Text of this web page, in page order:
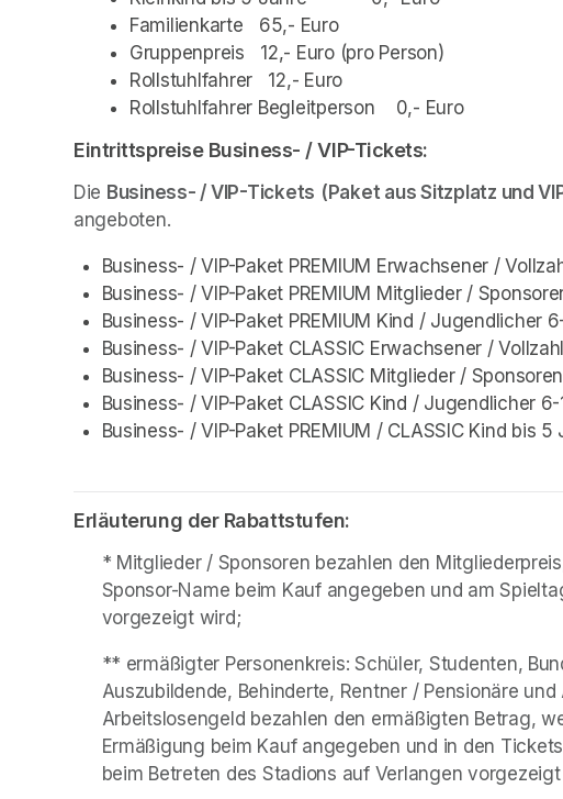
Familienkarte   65,- Euro
Gruppenpreis   12,- Euro (pro Person)
Rollstuhlfahrer   12,- Euro
Rollstuhlfahrer Begleitperson    0,- Euro
Eintrittspreise Business- / VIP-Tickets:
Die Business- / VIP-Tickets (Paket aus Sitzplatz und
angeboten.
Business- / VIP-Paket PREMIUM Erwachsener /
Business- / VIP-Paket PREMIUM Mitglieder /
Business- / VIP-Paket PREMIUM Kind / Jugendlicher
Business- / VIP-Paket CLASSIC Erwachsener /
Business- / VIP-Paket CLASSIC Mitglieder /
Business- / VIP-Paket CLASSIC Kind / Jugendlicher
Business- / VIP-Paket PREMIUM / CLASSIC Kind bis
Erläuterung der Rabattstufen:
* Mitglieder / Sponsoren bezahlen den
Sponsor-Name beim Kauf angegeben und am
vorgezeigt wird;
** ermäßigter Personenkreis: Schüler, Studenten,
Auszubildende, Behinderte, Rentner / Pensionäre
Arbeitslosengeld bezahlen den ermäßigten Betrag,
Ermäßigung beim Kauf angegeben und in den
beim Betreten des Stadions auf Verlangen